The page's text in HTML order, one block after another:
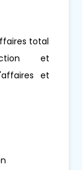
total
et
et